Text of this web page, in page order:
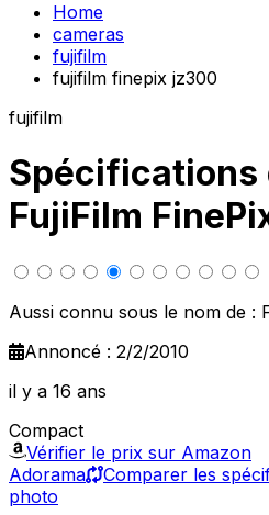
Home
cameras
fujifilm
fujifilm finepix jz300
fujifilm
Spécifications
FujiFilm
Aussi connu sous le nom de :
Annoncé : 2/2/2010
il y a 16 ans
Compact
Vérifier le prix sur Amazon
Adorama
Comparer les
photo